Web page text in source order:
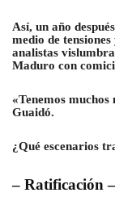
Así, un año
medio de
analistas
Maduro con
«Tenemos muchos
Guaidó.
¿Qué escenarios
– Ratificación –